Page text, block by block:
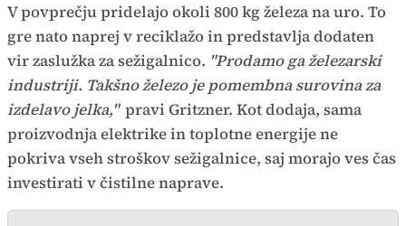
V povprečju pridelajo okoli 800 kg železa na uro. To
gre nato naprej v reciklažo in predstavlja dodaten
vir zaslužka za sežigalnico. "Prodamo ga železarski
industriji. Takšno železo je pomembna surovina za
izdelavo jelka," pravi Gritzner. Kot dodaja, sama
proizvodnja elektrike in toplotne energije ne
pokriva vseh stroškov sežigalnice, saj morajo ves čas
investirati v čistilne naprave.